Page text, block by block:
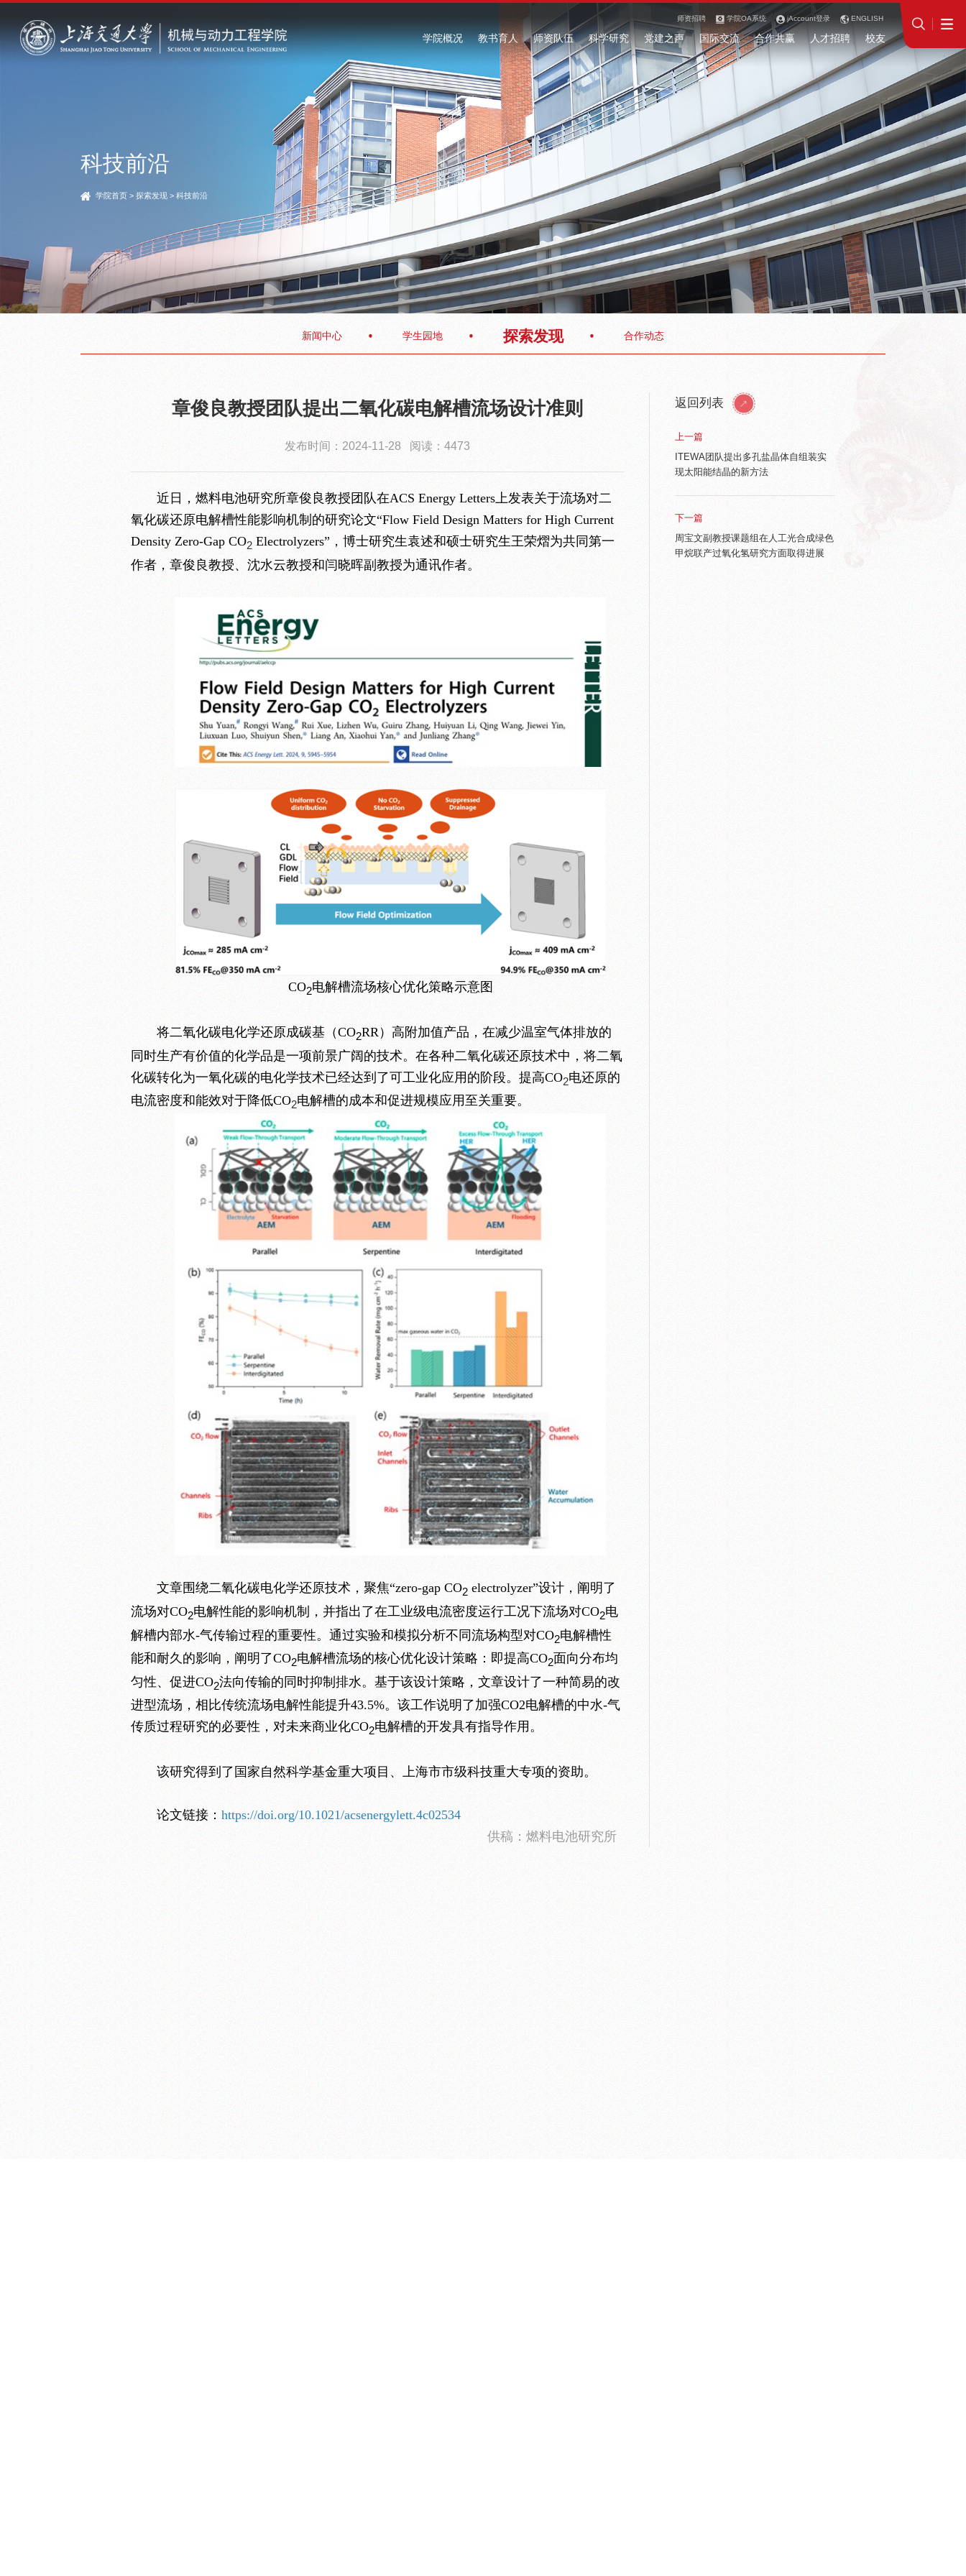
师资招聘 学院OA系统 jAccount登录 ENGLISH
学院概况 教书育人 师资队伍 科学研究 党建之声 国际交流 合作共赢 人才招聘 校友
科技前沿
学院首页 > 探索发现 > 科技前沿
新闻中心 学生园地 探索发现 合作动态
章俊良教授团队提出二氧化碳电解槽流场设计准则
发布时间：2024-11-28 阅读：4473
近日，燃料电池研究所章俊良教授团队在ACS Energy Letters上发表关于流场对二
氧化碳还原电解槽性能影响机制的研究论文“Flow Field Design Matters for High Current
Density Zero-Gap CO2 Electrolyzers”，博士研究生袁述和硕士研究生王荣熠为共同第一
作者，章俊良教授、沈水云教授和闫晓晖副教授为通讯作者。
CO2电解槽流场核心优化策略示意图
将二氧化碳电化学还原成碳基（CO2RR）高附加值产品，在减少温室气体排放的
同时生产有价值的化学品是一项前景广阔的技术。在各种二氧化碳还原技术中，将二氧
化碳转化为一氧化碳的电化学技术已经达到了可工业化应用的阶段。提高CO2电还原的
电流密度和能效对于降低CO2电解槽的成本和促进规模应用至关重要。
文章围绕二氧化碳电化学还原技术，聚焦“zero-gap CO2 electrolyzer”设计，阐明了
流场对CO2电解性能的影响机制，并指出了在工业级电流密度运行工况下流场对CO2电
解槽内部水-气传输过程的重要性。通过实验和模拟分析不同流场构型对CO2电解槽性
能和耐久的影响，阐明了CO2电解槽流场的核心优化设计策略：即提高CO2面向分布均
匀性、促进CO2法向传输的同时抑制排水。基于该设计策略，文章设计了一种简易的改
进型流场，相比传统流场电解性能提升43.5%。该工作说明了加强CO2电解槽的中水-气
传质过程研究的必要性，对未来商业化CO2电解槽的开发具有指导作用。
该研究得到了国家自然科学基金重大项目、上海市市级科技重大专项的资助。
论文链接： https://doi.org/10.1021/acsenergylett.4c02534
供稿：燃料电池研究所
返回列表
上一篇
ITEWA团队提出多孔盐晶体自组装实
现太阳能结晶的新方法
下一篇
周宝文副教授课题组在人工光合成绿色
甲烷联产过氧化氢研究方面取得进展